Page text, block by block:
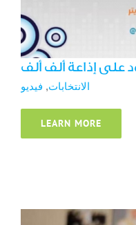
على إذاعة ألف ألف
الانتخابات, فيديو
LEARN MORE
Saudi woman